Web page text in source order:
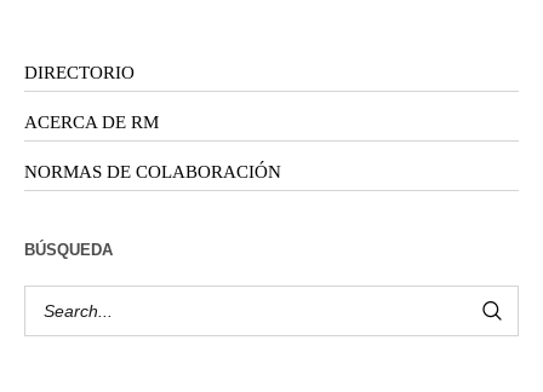
DIRECTORIO
ACERCA DE RM
NORMAS DE COLABORACIÓN
BÚSQUEDA